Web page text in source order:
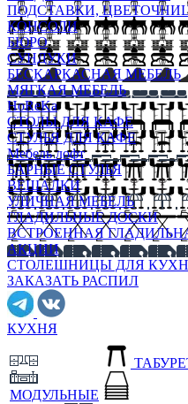
ПОДСТАВКИ,
КОНСОЛИ
БЮРО
СУНДУКИ
БЕСКАРКАСНАЯ МЕБЕЛЬ
МЯГКАЯ МЕБЕЛЬ
HoReKa
СТОЛЫ ДЛЯ КАФЕ
СТУЛЬЯ ДЛЯ КАФЕ
Мебель лофт
БАРНЫЕ СТУЛЬЯ
ВЕШАЛКИ
УЛИЧНАЯ МЕБЕЛЬ
ГЛАДИЛЬНЫЕ ДОСКИ
ВСТРОЕННАЯ
АКЦИИ
СТОЛЕШНИЦЫ ДЛЯ
ЗАКАЗАТЬ РАСПИЛ
КУХНЯ
МОДУЛЬНЫЕ